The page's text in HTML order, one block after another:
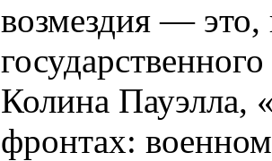
возмездия — это,
Колина Пауэлла,
фронтах: